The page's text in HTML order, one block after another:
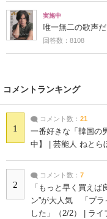
実施中
唯一無二の歌声
回答数：8108
コメントランキング
1
コメント数： 21
一番好きな「韓国の
中】 | 芸能人 ねとら
2
コメント数： 7
「もっと早く買え
ン”が大人気 「プラ
した」（2/2） | ラ